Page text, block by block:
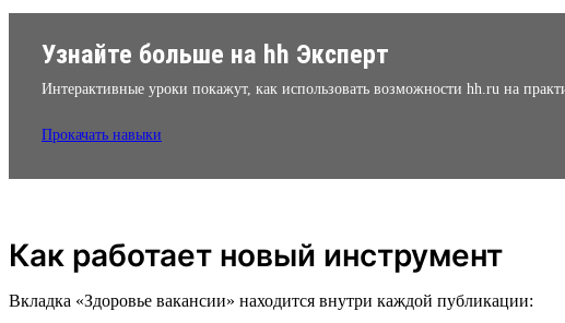
Узнайте больше на hh Эксперт
Интерактивные уроки покажут, как использовать возможности hh.ru на
Прокачать навыки
Как работает новый инструмент
Вкладка «Здоровье вакансии» находится внутри каждой публикации: